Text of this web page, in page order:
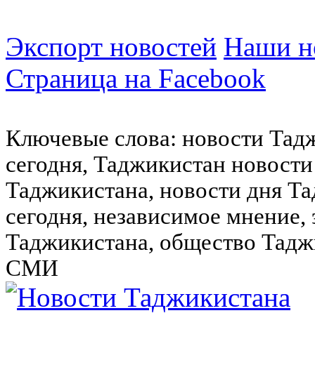
Экспорт новостей Наши
Страница на Facebook
Ключевые слова: новости
сегодня, Таджикистан
Таджикистана, новости дня
сегодня, независимое
Таджикистана, общество
СМИ